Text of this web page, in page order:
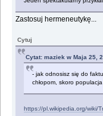
Zastosuj hermeneutykę...
Cytuj
Cytat: maziek w Maja 25,
- jak odnosisz się do
chłopom, skoro
https://pl.wikipedia.org/wiki/